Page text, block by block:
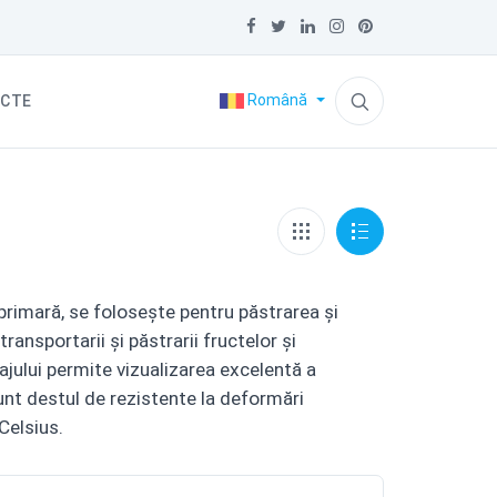
Română
se foloseşte pentru păstrarea şi
şi păstrarii fructelor şi
permite vizualizarea excelentă a
destul de rezistente la deformări